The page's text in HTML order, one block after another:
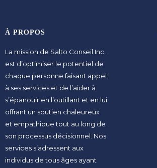
À PROPOS
La mission de Salto Conseil Inc.
est d’optimiser le potentiel de
chaque personne faisant appel
à ses services et de l’aider à
s’épanouir en l’outillant et en lui
offrant un soutien chaleureux
et empathique tout au long de
son processus décisionnel. Nos
services s’adressent aux
individus de tous âges ayant